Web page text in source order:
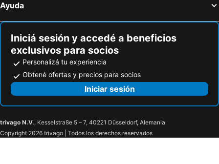
Ayuda
Iniciá sesión y accedé a beneficios
exclusivos para socios
Personalizá tu experiencia
Obtené ofertas y precios para socios
Iniciar sesión
trivago N.V., Kesselstraße 5 – 7, 40221 Düsseldorf, Alemania
Copyright 2026 trivago | Todos los derechos reservados